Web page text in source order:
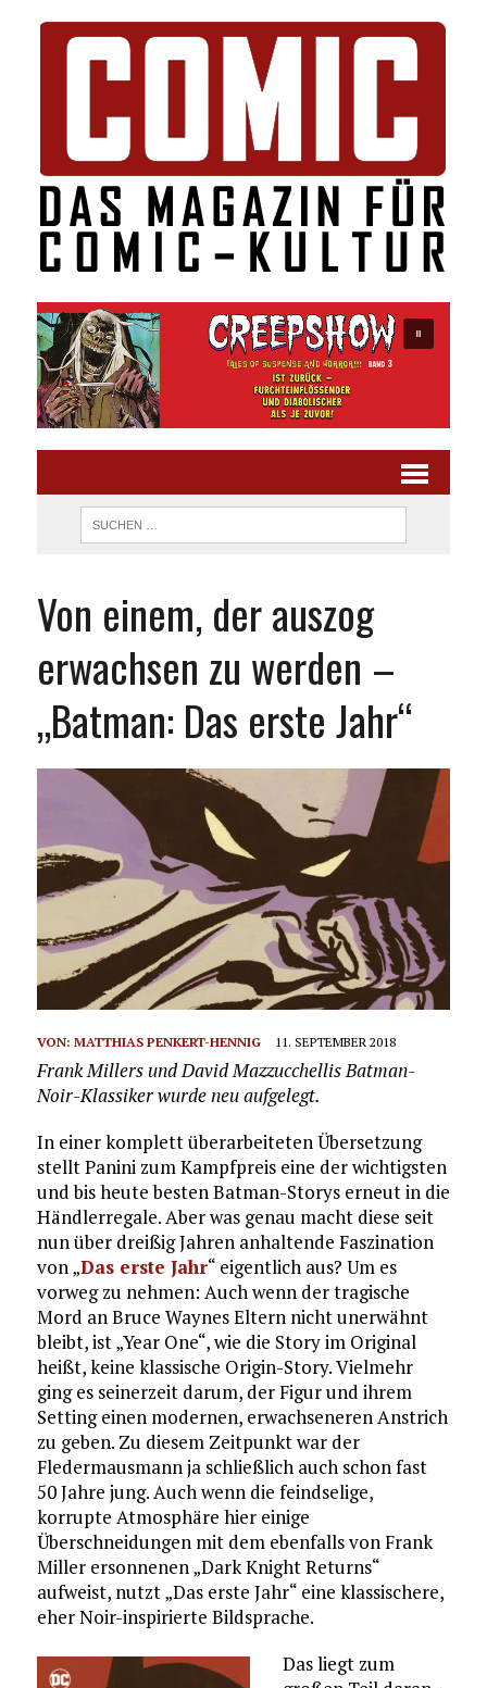
Von einem, der auszog
erwachsen zu werden –
„Batman: Das erste Jahr“
VON: MATTHIAS PENKERT-HENNIG 11. SEPTEMBER 2018
Frank Millers und David Mazzucchellis Batman-
Noir-Klassiker wurde neu aufgelegt.
In einer komplett überarbeiteten Übersetzung
stellt Panini zum Kampfpreis eine der wichtigsten
und bis heute besten Batman-Storys erneut in die
Händlerregale. Aber was genau macht diese seit
nun über dreißig Jahren anhaltende Faszination
von „Das erste Jahr“ eigentlich aus? Um es
vorweg zu nehmen: Auch wenn der tragische
Mord an Bruce Waynes Eltern nicht unerwähnt
bleibt, ist „Year One“, wie die Story im Original
heißt, keine klassische Origin-Story. Vielmehr
ging es seinerzeit darum, der Figur und ihrem
Setting einen modernen, erwachseneren Anstrich
zu geben. Zu diesem Zeitpunkt war der
Fledermausmann ja schließlich auch schon fast
50 Jahre jung. Auch wenn die feindselige,
korrupte Atmosphäre hier einige
Überschneidungen mit dem ebenfalls von Frank
Miller ersonnenen „Dark Knight Returns“
aufweist, nutzt „Das erste Jahr“ eine klassischere,
eher Noir-inspirierte Bildsprache.
Das liegt zum